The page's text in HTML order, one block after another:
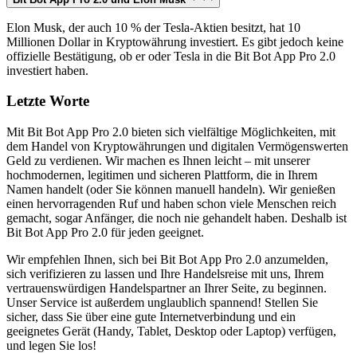
Elon Musk, der auch 10 % der Tesla-Aktien besitzt, hat 10
Millionen Dollar in Kryptowährung investiert. Es gibt jedoch keine
offizielle Bestätigung, ob er oder Tesla in die Bit Bot App Pro 2.0
investiert haben.
Letzte Worte
Mit Bit Bot App Pro 2.0 bieten sich vielfältige Möglichkeiten, mit
dem Handel von Kryptowährungen und digitalen Vermögenswerten
Geld zu verdienen. Wir machen es Ihnen leicht – mit unserer
hochmodernen, legitimen und sicheren Plattform, die in Ihrem
Namen handelt (oder Sie können manuell handeln). Wir genießen
einen hervorragenden Ruf und haben schon viele Menschen reich
gemacht, sogar Anfänger, die noch nie gehandelt haben. Deshalb ist
Bit Bot App Pro 2.0 für jeden geeignet.
Wir empfehlen Ihnen, sich bei Bit Bot App Pro 2.0 anzumelden,
sich verifizieren zu lassen und Ihre Handelsreise mit uns, Ihrem
vertrauenswürdigen Handelspartner an Ihrer Seite, zu beginnen.
Unser Service ist außerdem unglaublich spannend! Stellen Sie
sicher, dass Sie über eine gute Internetverbindung und ein
geeignetes Gerät (Handy, Tablet, Desktop oder Laptop) verfügen,
und legen Sie los!